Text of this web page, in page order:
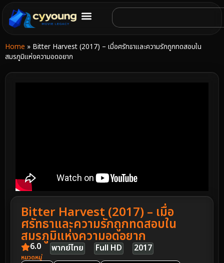
Home » Bitter Harvest (2017) – เมื่อศรัทธาและความรักถูกทดสอบใน
สมรภูมิแห่งความอดอยาก
Bitter Harvest (2017) – เมื่อ
ศรัทธาและความรักถูกทดสอบใน
สมรภูมิแห่งความอดอยาก
6.0 พากย์ไทย Full HD 2017
หมวดหมู่